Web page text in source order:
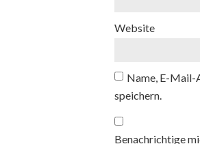
Website
Name, E-Mail-
speichern.
Benachrichtige